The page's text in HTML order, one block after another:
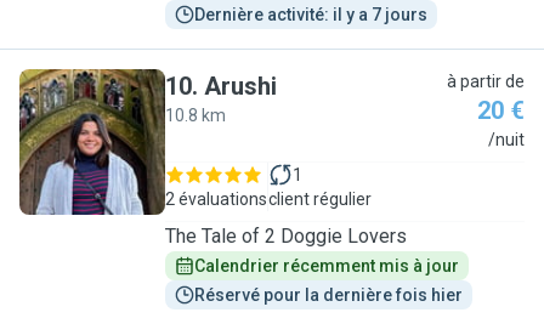
Dernière activité: il y a 7 jours
A
10. Arushi
10.8 km
à partir de
20 €
/nuit
2 évaluations
1
client régulier
The Tale of 2 Doggie Lovers
Calendrier récemment mis à jour
Réservé pour la dernière fois hier